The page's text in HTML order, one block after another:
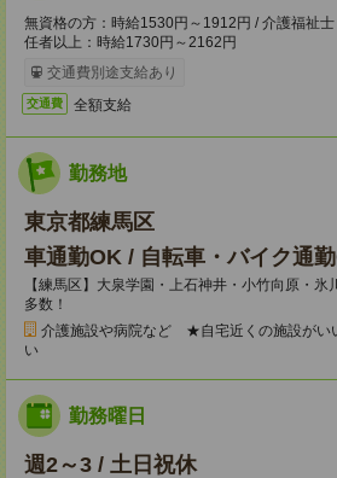
無資格の方：時給1530円～1912円 / 介護福祉
任者以上：時給1730円～2162円
交通費別途支給あり
交通費 全額支給
勤務地
東京都練馬区
車通勤OK / 自転車・バイク通
【練馬区】大泉学園・上石神井・小竹向原・
多数！
介護施設や病院など ★自宅近くの施設がい
い
勤務曜日
週2～3 / 土日祝休